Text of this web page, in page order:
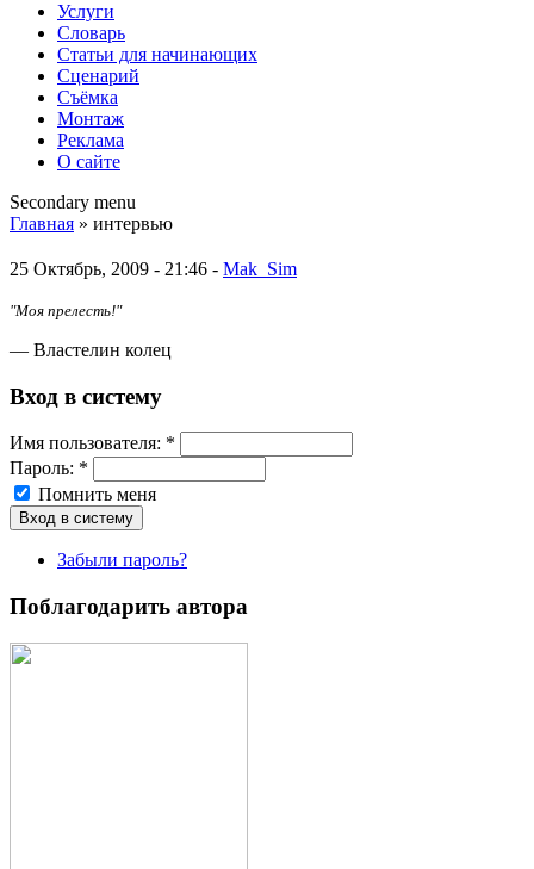
Услуги
Словарь
Статьи для начинающих
Сценарий
Съёмка
Монтаж
Реклама
О сайте
Secondary menu
Главная » интервью
25 Октябрь, 2009 - 21:46 - Mak_Sim
"Моя прелесть!"
— Властелин колец
Вход в систему
Имя пoльзовaтeля: *
Пароль: *
Помнить меня
Забыли пароль?
Поблагодарить автора